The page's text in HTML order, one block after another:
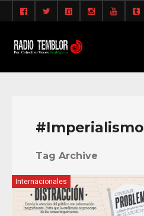
#Imperialismo
Tag Archive
Internacionales